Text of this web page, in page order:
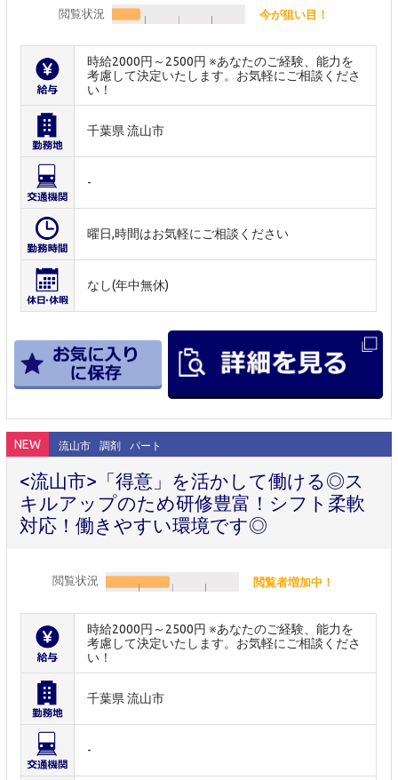
閲覧状況 今が狙い目！
時給2000円～2500円 ※あなたのご経験、能力を
考慮して決定いたします。お気軽にご相談くださ
い！
千葉県 流山市
-
曜日,時間はお気軽にご相談ください
なし(年中無休)
NEW 流山市 調剤 パート
<流山市>「得意」を活かして働ける◎ス
キルアップのため研修豊富！シフト柔軟
対応！働きやすい環境です◎
閲覧状況 閲覧者増加中！
時給2000円～2500円 ※あなたのご経験、能力を
考慮して決定いたします。お気軽にご相談くださ
い！
千葉県 流山市
-